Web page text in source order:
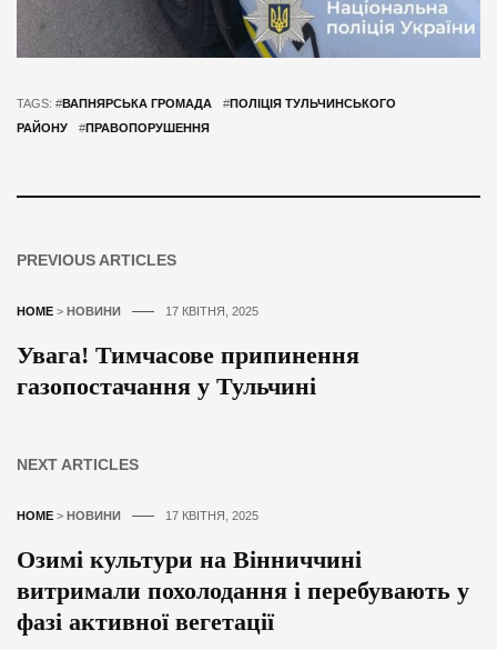
TAGS: #ВАПНЯРСЬКА ГРОМАДА #ПОЛІЦІЯ ТУЛЬЧИНСЬКОГО
РАЙОНУ
#ПРАВОПОРУШЕННЯ
PREVIOUS ARTICLES
HOME > НОВИНИ 17 КВІТНЯ, 2025
Увага! Тимчасове припинення
газопостачання у Тульчині
NEXT ARTICLES
HOME > НОВИНИ 17 КВІТНЯ, 2025
Озимі культури на Вінниччині
витримали похолодання і перебувають у
фазі активної вегетації